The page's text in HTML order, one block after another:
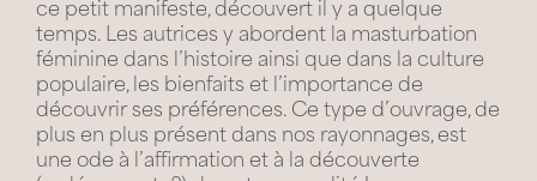
ce petit manifeste, découvert il y a quelque
temps. Les autrices y abordent la masturbation
féminine dans l’histoire ainsi que dans la culture
populaire, les bienfaits et l’importance de
découvrir ses préférences. Ce type d’ouvrage, de
plus en plus présent dans nos rayonnages, est
une ode à l’affirmation et à la découverte